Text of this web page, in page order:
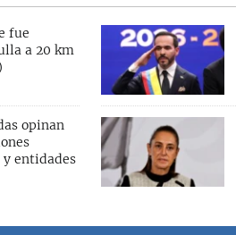
fue
a 20 km
opinan
entidades